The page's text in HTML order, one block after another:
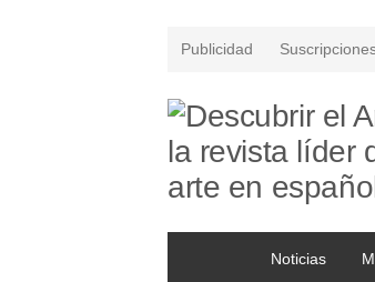
Publicidad
Noticias